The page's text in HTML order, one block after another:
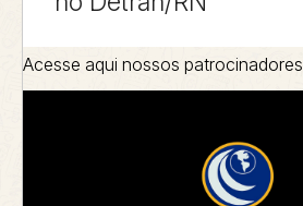
Acesse aqui nossos patrocinadores